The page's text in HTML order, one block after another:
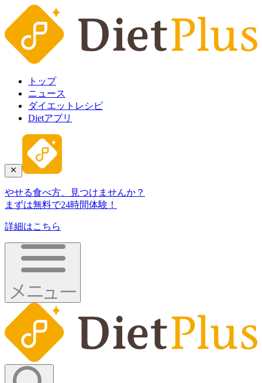
トップ
ニュース
ダイエットレシピ
Dietアプリ
やせる食べ方、見つけませんか？
まずは無料で24時間体験！
詳細はこちら